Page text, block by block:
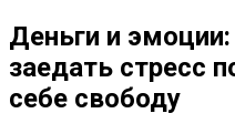
Деньги и
заедать стресс
себе свободу